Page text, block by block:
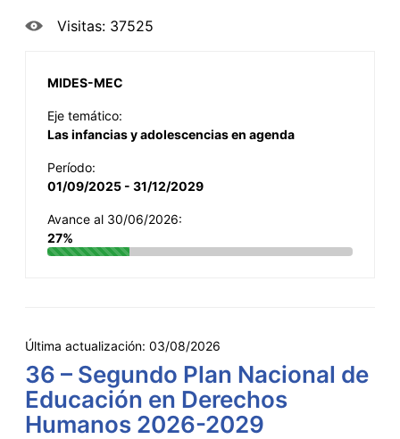
Visitas: 37525
MIDES-MEC
Eje temático:
Las infancias y adolescencias en agenda
Período:
01/09/2025 - 31/12/2029
Avance al 30/06/2026:
27%
Última actualización: 03/08/2026
36 – Segundo Plan Nacional de
Educación en Derechos
Humanos 2026-2029